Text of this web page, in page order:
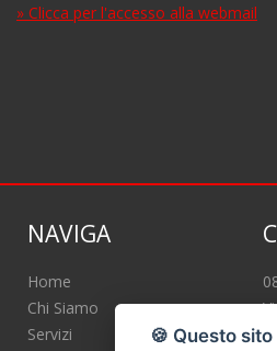
» Clicca per l'accesso alla webmail
NAVIGA
Home
Chi Siamo
Servizi
🍪 Questo